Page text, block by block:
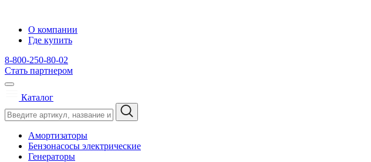
О компании
Где купить
8-800-250-80-02
Стать партнером
Каталог
Амортизаторы
Бензонасосы электрические
Генераторы